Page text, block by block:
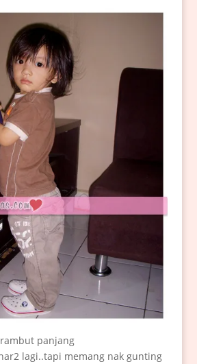
panjang
lagi..tapi memang nak gunting